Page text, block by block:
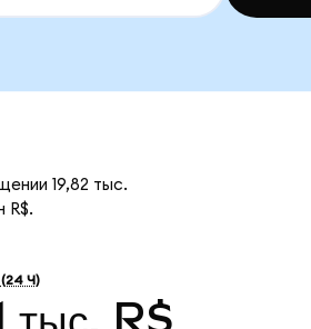
19,82 тыс.
R$.
(24 Ч)